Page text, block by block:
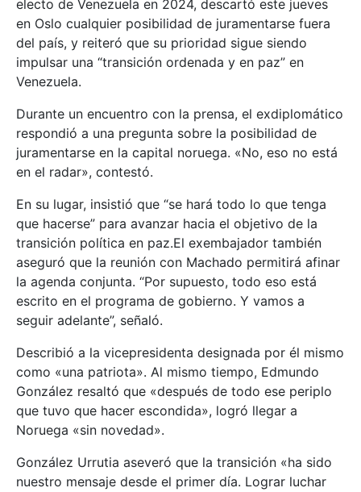
electo de Venezuela en 2024, descartó este jueves
en Oslo cualquier posibilidad de juramentarse fuera
del país, y reiteró que su prioridad sigue siendo
impulsar una “transición ordenada y en paz” en
Venezuela.
Durante un encuentro con la prensa, el exdiplomático
respondió a una pregunta sobre la posibilidad de
juramentarse en la capital noruega. «No, eso no está
en el radar», contestó.
En su lugar, insistió que “se hará todo lo que tenga
que hacerse” para avanzar hacia el objetivo de la
transición política en paz.El exembajador también
aseguró que la reunión con Machado permitirá afinar
la agenda conjunta. “Por supuesto, todo eso está
escrito en el programa de gobierno. Y vamos a
seguir adelante”, señaló.
Describió a la vicepresidenta designada por él mismo
como «una patriota». Al mismo tiempo, Edmundo
González resaltó que «después de todo ese periplo
que tuvo que hacer escondida», logró llegar a
Noruega «sin novedad».
González Urrutia aseveró que la transición «ha sido
nuestro mensaje desde el primer día. Lograr luchar